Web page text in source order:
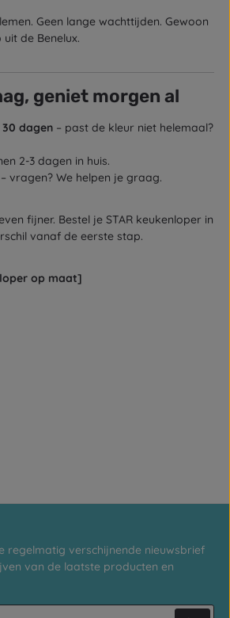
Geen lange wachttijden. Gewoon
de Benelux.
geniet morgen al
dagen – past de kleur niet helemaal?
2-3 dagen in huis.
– vragen? We helpen je graag.
fijner. Bestel je STAR keukenloper in
vanaf de eerste stap.
op maat]
regelmatig verschijnende nieuwsbrief
van de laatste producten en